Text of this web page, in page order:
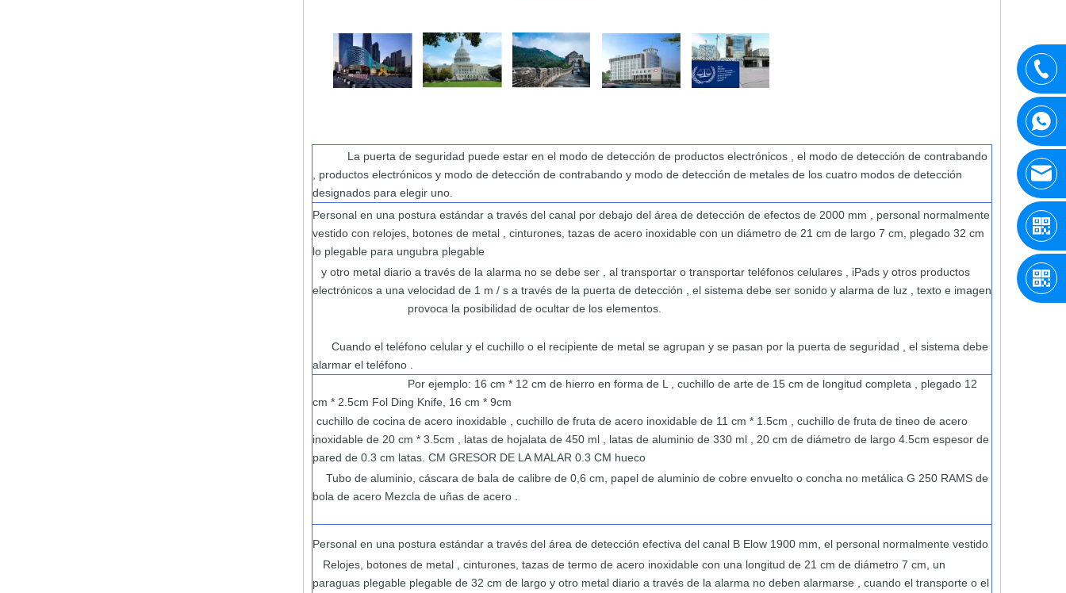
La puerta de seguridad puede estar en el modo de detección de productos electrónicos , el modo de detección de contrabando
productos electrónicos y modo de detección de contrabando y modo de detección de metales de los cuatro modos de detección
designados para elegir uno.
Personal en una postura estándar a través del canal por debajo del área de detección de efectos de 2000 mm personal normalmente
vestido con relojes, botones de metal , cinturones, tazas de acero inoxidable con un diámetro de 21 cm de largo 7 cm, plegado 32 cm
lo plegable para ungubra plegable
y otro metal diario a través de la alarma no se debe ser al transportar o transportar teléfonos celulares , iPads y otros productos
electrónicos a una velocidad de 1 m / s a ​​través de la puerta de detección , el sistema debe ser sonido y alarma de luz texto e imagen
provoca la posibilidad de ocultar de los elementos.
Cuando el teléfono celular y el cuchillo o el recipiente de metal se agrupan y se pasan por la puerta de seguridad el sistema debe
alarmar el teléfono
Por ejemplo: 16 cm * 12 cm de hierro en forma de L , cuchillo de arte de 15 cm de longitud completa , plegado 12
cm * 2.5cm Fol Ding Knife, 16 cm * 9cm
cuchillode cocina de acero inoxidable ,cuchillo de fruta de acero inoxidablede 11 cm* 1.5cm ,cuchillode fruta detineo deacero
inoxidable de 20 cm * 3.5cm , latas de hojalata de 450 ml , latas de aluminio de 330 ml , 20 cm de diámetro de largo 4.5cm espesor de
pared de 0.3 cm latas. CM GRESOR DE LA MALAR 0.3 CM hueco
Tubo de aluminio,cáscara de bala de calibre de 0,6 cm, papeldealuminiode cobreenvueltooconcha no metálicaG 250 RAMSde
bola de acero Mezcla de uñas de acero
Personal en una postura estándar a través del área de detección efectiva del canal B Elow 1900 mm, el personal normalmente vestido
Relojes, botonesde metal ,cinturones, tazas de termo de acero inoxidable con una longitudde 21 cmde diámetro7 cm, un
paraguas plegable plegable de 32 cm de largo y otro metal diario a través de la alarma no deben alarmarse cuando el transporte o el